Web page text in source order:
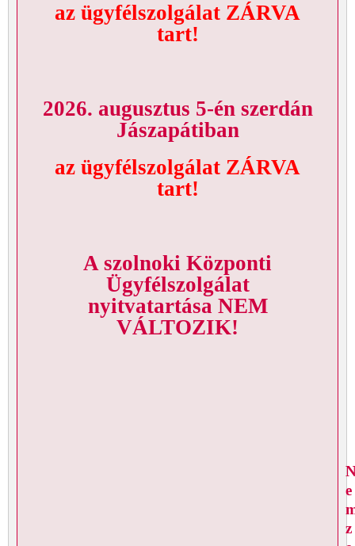
az ügyfélszolgálat ZÁRVA
tart!
2026. augusztus 5-én szerdán
Jászapátiban
az ügyfélszolgálat ZÁRVA
tart!
A szolnoki Központi
Ügyfélszolgálat
nyitvatartása NEM
VÁLTOZIK!
e
z